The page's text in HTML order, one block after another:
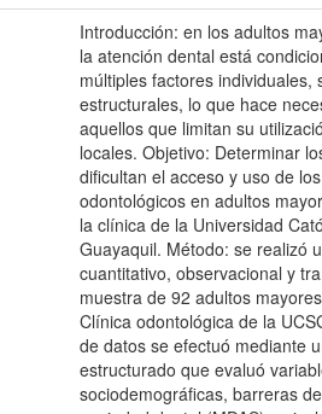
Introducción: en los adultos
la atención dental está
múltiples factores individuales,
estructurales, lo que hace
aquellos que limitan su
locales. Objetivo: Determinar
dificultan el acceso y uso de
odontológicos en adultos
la clínica de la Universidad
Guayaquil. Método: se realizó
cuantitativo, observacional y
muestra de 92 adultos
Clínica odontológica de la
de datos se efectuó mediante
estructurado que evaluó
sociodemográficas, barreras